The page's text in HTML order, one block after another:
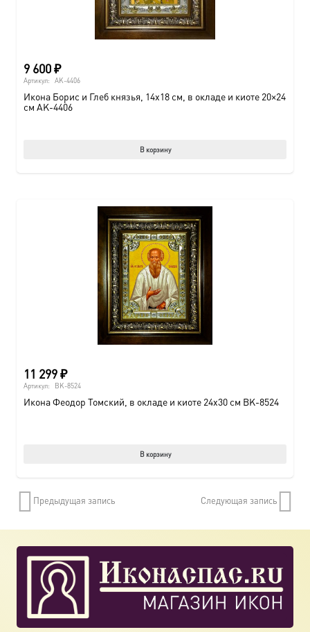
9 600₽
Артикул: AK-4406
Икона Борис и Глеб князья, 14х18 см, в окладе и киоте 20×24
см AK-4406
В корзину
11 299₽
Артикул: BK-8524
Икона Феодор Томский, в окладе и киоте 24х30 см BK-8524
В корзину
Предыдущая запись Следующая запись